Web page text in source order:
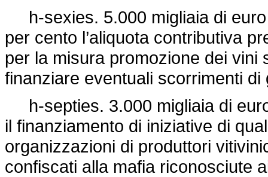
h-sexies. 5.000 migliaia di euro
per cento l’aliquota contributiva
per la misura promozione dei
finanziare eventuali scorrimenti
h-septies. 3.000 migliaia di
il finanziamento di iniziative di
organizzazioni di produttori
confiscati alla mafia riconosciute